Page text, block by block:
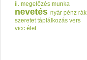
ii. megelőzés munka
nevetés nyár pénz rák
szeretet táplálkozás vers
vicc élet